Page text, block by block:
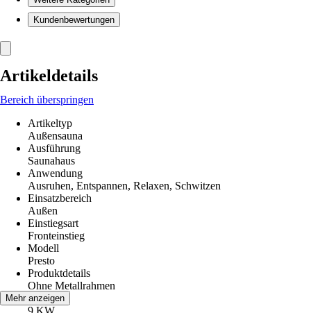
Kundenbewertungen
Artikeldetails
Bereich überspringen
Artikeltyp
Außensauna
Ausführung
Saunahaus
Anwendung
Ausruhen, Entspannen, Relaxen, Schwitzen
Einsatzbereich
Außen
Einstiegsart
Fronteinstieg
Modell
Presto
Produktdetails
Ohne Metallrahmen
Ofen Typ
9 KW
Mehr anzeigen